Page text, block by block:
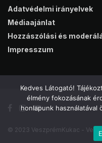
Adatvédelmi irányelvek
Médiaajánlat
Hozzászólási és
Impresszum
© 2023 VeszprémKukac -
Kedves Látogató!
élmény fokozásának
honlapunk használatával